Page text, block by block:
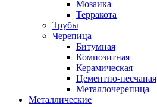
Мозаика
Терракота
Трубы
Черепица
Битумная
Композитная
Керамическая
Цементно-песчаная
Металлочерепица
Металлические